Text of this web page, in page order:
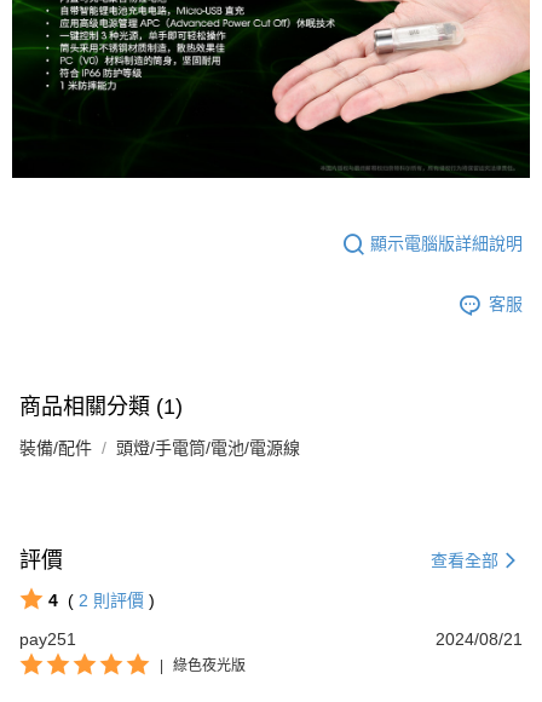
顯示電腦版詳細說明
客服
商品相關分類 (1)
裝備/配件 頭燈/手電筒/電池/電源線
評價 查看全部
4 ( 2 則評價 )
pay251
2024/08/21
| 綠色夜光版